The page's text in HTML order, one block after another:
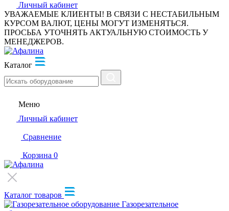
Личный кабинет
УВАЖАЕМЫЕ КЛИЕНТЫ! В СВЯЗИ С НЕСТАБИЛЬНЫМ
КУРСОМ ВАЛЮТ, ЦЕНЫ МОГУТ ИЗМЕНЯТЬСЯ.
ПРОСЬБА УТОЧНЯТЬ АКТУАЛЬНУЮ СТОИМОСТЬ У
МЕНЕДЖЕРОВ.
Каталог
Меню
Личный кабинет
Сравнение
Корзина 0
Каталог товаров
Газорезательное